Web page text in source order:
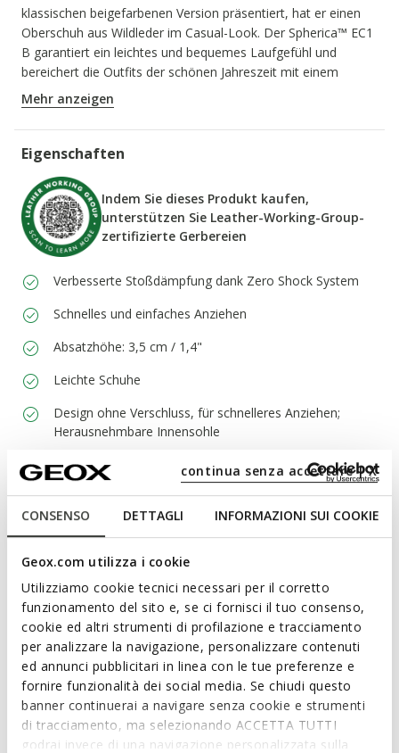
CONSENSO DETTAGLI INFORMAZIONI SUI COOKIE
Geox.com utilizza i cookie
Utilizziamo cookie tecnici necessari per il corretto
funzionamento del sito e, se ci fornisci il tuo consenso,
cookie ed altri strumenti di profilazione e tracciamento
per analizzare la navigazione, personalizzare contenuti
ed annunci pubblicitari in linea con le tue preferenze e
fornire funzionalità dei social media. Se chiudi questo
banner continuerai a navigare senza cookie e strumenti
di tracciamento, ma selezionando ACCETTA TUTTI
godrai invece di una navigazione personalizzata sulla
continua senza accettare | X
klassischen beigefarbenen Version präsentiert, hat er einen
Oberschuh aus Wildleder im Casual-Look. Der Spherica™ EC1
B garantiert ein leichtes und bequemes Laufgefühl und
bereichert die Outfits der schönen Jahreszeit mit einem
preppy Touch.
PRODUKTCODE:
Mehr anzeigen
Eigenschaften
Indem Sie dieses Produkt kaufen,
unterstützen Sie Leather-Working-Group-
zertifizierte Gerbereien
Verbesserte Stoßdämpfung dank Zero Shock System
Schnelles und einfaches Anziehen
Absatzhöhe: 3,5 cm / 1,4"
Leichte Schuhe
Design ohne Verschluss, für schnelleres Anziehen;
Herausnehmbare Innensohle
Materialien